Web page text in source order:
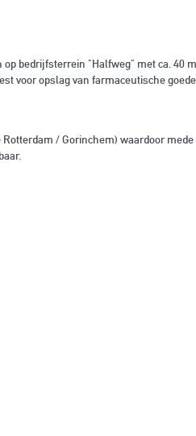
bedrijfsterrein "Halfweg" met ca. 40
voor opslag van farmaceutische
/ Gorinchem) waardoor